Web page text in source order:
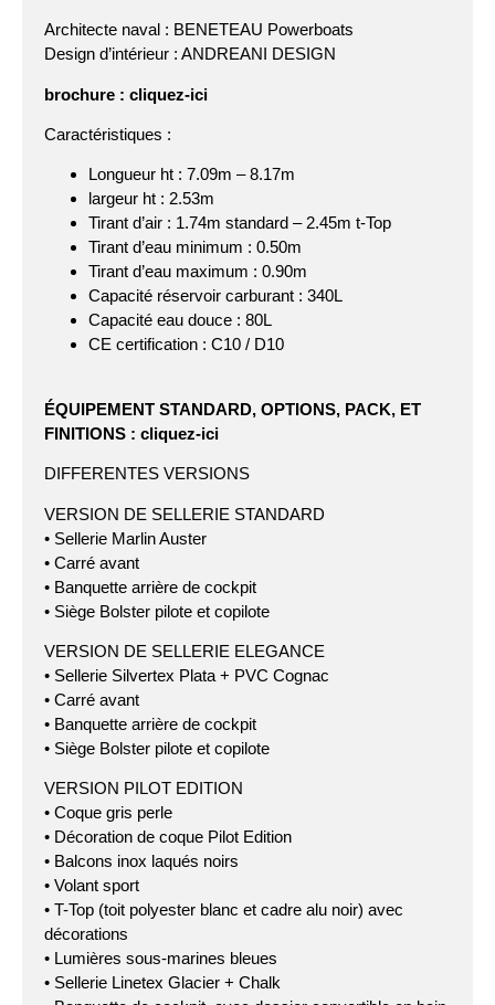
Architecte naval : BENETEAU Powerboats
Design d’intérieur : ANDREANI DESIGN
brochure : cliquez-ici
Caractéristiques :
Longueur ht : 7.09m – 8.17m
largeur ht : 2.53m
Tirant d’air : 1.74m standard – 2.45m t-Top
Tirant d’eau minimum : 0.50m
Tirant d’eau maximum : 0.90m
Capacité réservoir carburant : 340L
Capacité eau douce : 80L
CE certification : C10 / D10
ÉQUIPEMENT STANDARD, OPTIONS, PACK, ET
FINITIONS : cliquez-ici
DIFFERENTES VERSIONS
VERSION DE SELLERIE STANDARD
• Sellerie Marlin Auster
• Carré avant
• Banquette arrière de cockpit
• Siège Bolster pilote et copilote
VERSION DE SELLERIE ELEGANCE
• Sellerie Silvertex Plata + PVC Cognac
• Carré avant
• Banquette arrière de cockpit
• Siège Bolster pilote et copilote
VERSION PILOT EDITION
• Coque gris perle
• Décoration de coque Pilot Edition
• Balcons inox laqués noirs
• Volant sport
• T-Top (toit polyester blanc et cadre alu noir) avec
décorations
• Lumières sous-marines bleues
• Sellerie Linetex Glacier + Chalk